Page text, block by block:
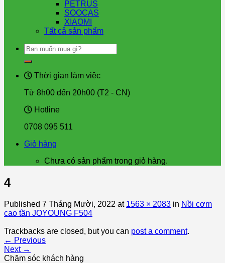
PETRUS
SOOCAS
XIAOMI
Tất cả sản phẩm
Tìm
kiếm:
Thời gian làm việc
Từ 8h00 đến 20h00 (T2 - CN)
Hotline
0708 095 511
Giỏ hàng
Chưa có sản phẩm trong giỏ hàng.
4
Published 7 Tháng Mười, 2022 at 1563 × 2083 in Nồi cơm
cao tần JOYOUNG F504
Trackbacks are closed, but you can post a comment.
← Previous
Next →
Chăm sóc khách hàng